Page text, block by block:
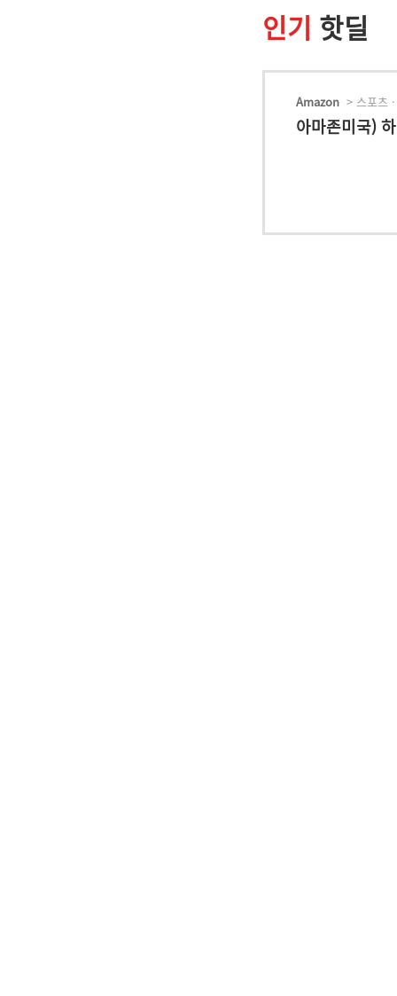
인기 핫딜
Amazon > 스포츠
아마존미국)